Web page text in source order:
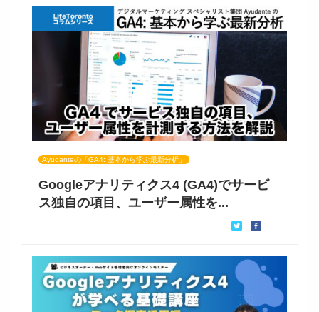
Ayudanteの「GA4: 基本から学ぶ最新分析」
Googleアナリティクス4 (GA4)でサービ
ス独自の項目、ユーザー属性を...